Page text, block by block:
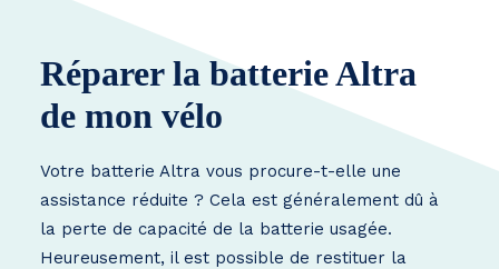
Réparer la batterie Altra
de mon vélo
Votre batterie Altra vous procure-t-elle une
assistance réduite ? Cela est généralement dû à
la perte de capacité de la batterie usagée.
Heureusement, il est possible de restituer la